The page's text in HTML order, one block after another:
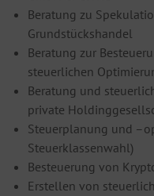
Beratung zu
Grundstückshandel
Beratung zur
steuerlichen
Beratung und
private
Steuerplanung und
Steuerklassenwahl)
Besteuerung von
Erstellen von